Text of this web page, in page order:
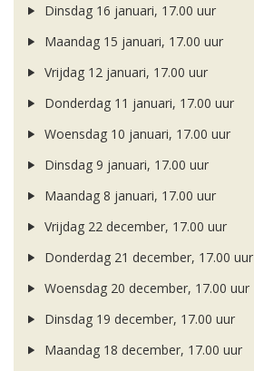
Dinsdag 16 januari, 17.00 uur
Maandag 15 januari, 17.00 uur
Vrijdag 12 januari, 17.00 uur
Donderdag 11 januari, 17.00 uur
Woensdag 10 januari, 17.00 uur
Dinsdag 9 januari, 17.00 uur
Maandag 8 januari, 17.00 uur
Vrijdag 22 december, 17.00 uur
Donderdag 21 december, 17.00 uur
Woensdag 20 december, 17.00 uur
Dinsdag 19 december, 17.00 uur
Maandag 18 december, 17.00 uur